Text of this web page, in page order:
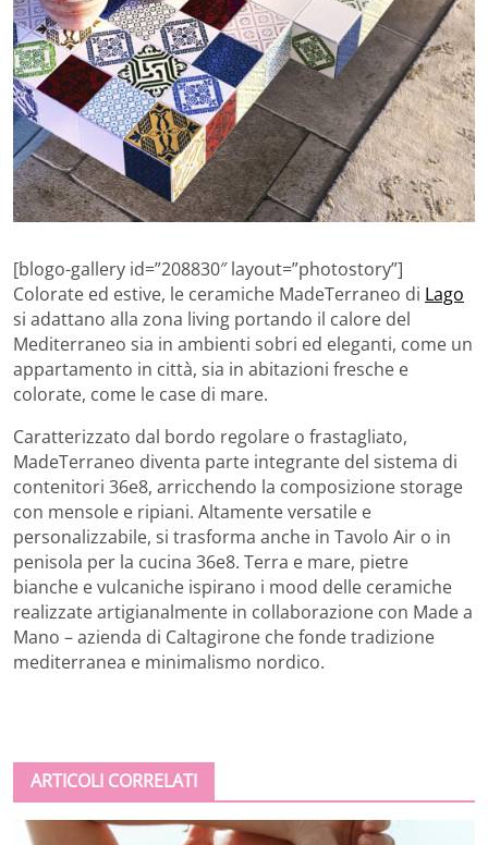
[blogo-gallery id=”208830″ layout=”photostory”]
Colorate ed estive, le ceramiche MadeTerraneo di Lago
si adattano alla zona living portando il calore del
Mediterraneo sia in ambienti sobri ed eleganti, come un
appartamento in città, sia in abitazioni fresche e
colorate, come le case di mare.
Caratterizzato dal bordo regolare o frastagliato,
MadeTerraneo diventa parte integrante del sistema di
contenitori 36e8, arricchendo la composizione storage
con mensole e ripiani. Altamente versatile e
personalizzabile, si trasforma anche in Tavolo Air o in
penisola per la cucina 36e8. Terra e mare, pietre
bianche e vulcaniche ispirano i mood delle ceramiche
realizzate artigianalmente in collaborazione con Made a
Mano – azienda di Caltagirone che fonde tradizione
mediterranea e minimalismo nordico.
ARTICOLI CORRELATI